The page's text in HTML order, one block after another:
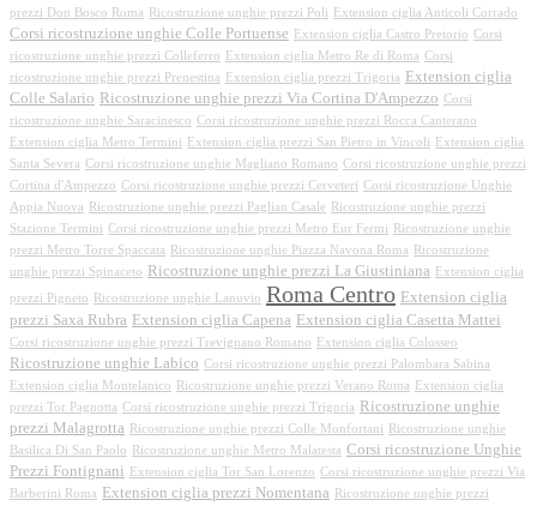
prezzi Don Bosco Roma
Ricostruzione unghie prezzi Poli Extension ciglia Anticoli Corrado
Corsi ricostruzione unghie Colle Portuense Extension ciglia Castro Pretorio Corsi
ricostruzione unghie prezzi Colleferro
Extension ciglia Metro Re di Roma Corsi
ricostruzione unghie prezzi Prenestina
Extension ciglia prezzi Trigoria Extension ciglia
Colle Salario Ricostruzione unghie prezzi Via Cortina D'Ampezzo Corsi
ricostruzione unghie Saracinesco Corsi ricostruzione unghie prezzi Rocca Canterano
Extension ciglia Metro Termini
Extension ciglia prezzi San Pietro in Vincoli
Extension ciglia
Santa Severa Corsi ricostruzione unghie Magliano Romano Corsi ricostruzione unghie prezzi
Cortina d'Ampezzo Corsi ricostruzione unghie prezzi Cerveteri Corsi ricostruzione Unghie
Appia Nuova
Ricostruzione unghie prezzi Paglian Casale
Ricostruzione unghie prezzi
Stazione Termini Corsi ricostruzione unghie prezzi Metro Eur Fermi
Ricostruzione unghie
prezzi Metro Torre Spaccata
Ricostruzione unghie Piazza Navona Roma
Ricostruzione
unghie prezzi Spinaceto Ricostruzione unghie prezzi La Giustiniana
Extension ciglia
prezzi Pigneto
Ricostruzione unghie Lanuvio Roma Centro Extension ciglia
prezzi Saxa Rubra Extension ciglia Capena Extension ciglia Casetta Mattei
Corsi ricostruzione unghie prezzi Trevignano Romano Extension ciglia Colosseo
Ricostruzione unghie Labico Corsi ricostruzione unghie prezzi Palombara Sabina
Extension ciglia Montelanico
Ricostruzione unghie prezzi Verano Roma
Extension ciglia
prezzi Tor Pagnotta Corsi ricostruzione unghie prezzi Trigoria Ricostruzione unghie
prezzi Malagrotta
Ricostruzione unghie prezzi Colle Monfortani
Ricostruzione unghie
Basilica Di San Paolo
Ricostruzione unghie Metro Malatesta Corsi ricostruzione Unghie
Prezzi Fontignani
Extension ciglia Tor San Lorenzo Corsi ricostruzione unghie prezzi Via
Barberini Roma Extension ciglia prezzi Nomentana
Ricostruzione unghie prezzi